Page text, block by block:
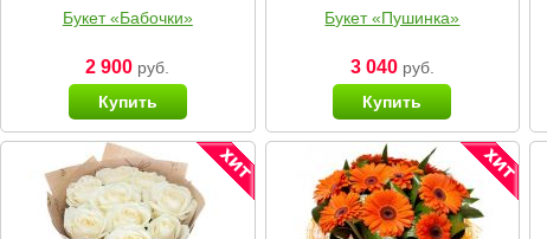
Букет «Бабочки»
2 900 руб.
Купить
Букет «Пушинка»
3 040руб.
Купить